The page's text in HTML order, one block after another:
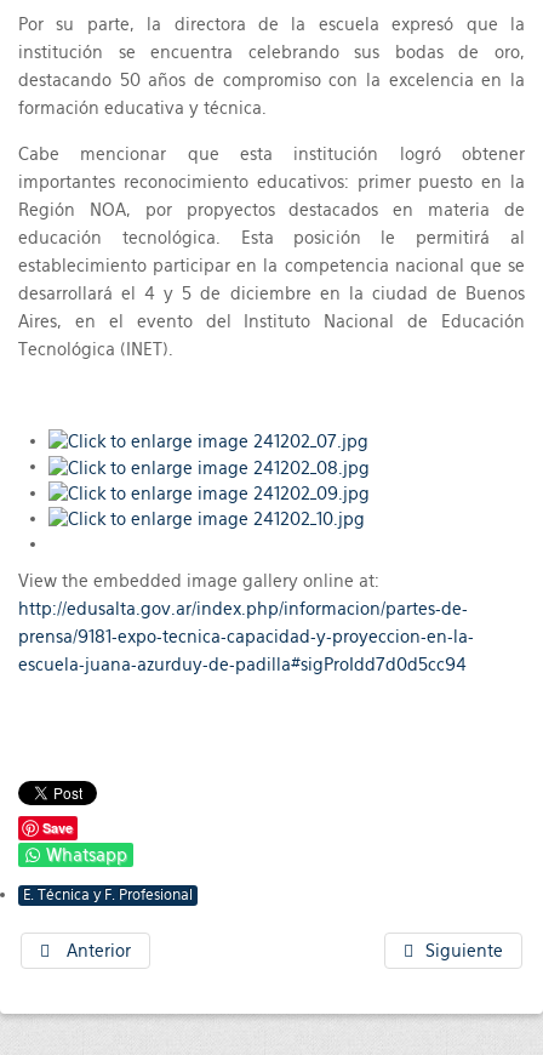
Por su parte, la directora de la escuela expresó que la
institución se encuentra celebrando sus bodas de oro,
destacando 50 años de compromiso con la excelencia en la
formación educativa y técnica.
Cabe mencionar que esta institución logró obtener
importantes reconocimiento educativos: primer puesto en la
Región NOA, por propyectos destacados en materia de
educación tecnológica. Esta posición le permitirá al
establecimiento participar en la competencia nacional que se
desarrollará el 4 y 5 de diciembre en la ciudad de Buenos
Aires, en el evento del Instituto Nacional de Educación
Tecnológica (INET).
View the embedded image gallery online at:
http://edusalta.gov.ar/index.php/informacion/partes-de-
prensa/9181-expo-tecnica-capacidad-y-proyeccion-en-la-
escuela-juana-azurduy-de-padilla#sigProIdd7d0d5cc94
Save
Whatsapp
E. Técnica y F. Profesional
Anterior Siguiente